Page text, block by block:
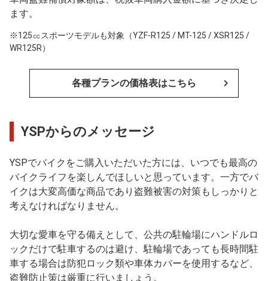
ます。
※125㏄スポーツモデルも対象（YZF-R125 / MT-125 / XSR125 /
WR125R）
各種プランの価格表はこちら
YSPからのメッセージ
YSPでバイクをご購入いただいた方には、いつでも最高の
バイクライフを楽しんでほしいと思っています。一方でバ
イクは大変高価な商品であり盗難被害の対策もしっかりと
考えなければなりません。
大切な愛車を守る備えとして、公共の駐輪場にハンドルロ
ックだけで駐車するのは避け、駐輪場であっても長時間駐
車する場合は防犯ロック類や車体カバーを使用するなど、
盗難防止策は厳重に行いましょう。